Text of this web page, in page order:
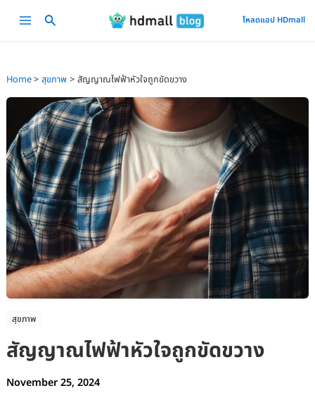
Main
โหลดแอป HDmall
Home สุขภาพ สัญญาณไฟฟ้าหัวใจถูกขัดขวาง
สุขภาพ
สัญญาณไฟฟ้าหัวใจถูกขัดขวาง
November 25, 2024